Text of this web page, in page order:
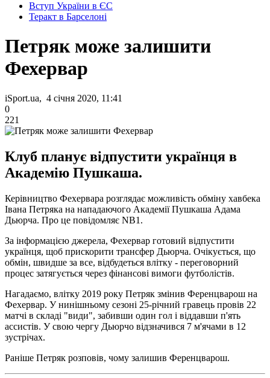
Вступ України в ЄС
Теракт в Барселоні
Петряк може залишити
Фехервар
iSport.ua, 4 січня 2020, 11:41
0
221
Клуб планує відпустити українця в
Академію Пушкаша.
Керівництво Фехервара розглядає можливість обміну хавбека
Івана Петряка на нападаючого Академії Пушкаша Адама
Дьюрча. Про це повідомляє NB1.
За інформацією джерела, Фехервар готовий відпустити
українця, щоб прискорити трансфер Дьюрча. Очікується, що
обмін, швидше за все, відбудеться влітку - переговорний
процес затягується через фінансові вимоги футболістів.
Нагадаємо, влітку 2019 року Петряк змінив Ференцварош на
Фехервар. У нинішньому сезоні 25-річний гравець провів 22
матчі в складі "види", забивши один гол і віддавши п'ять
ассистів. У свою чергу Дьюрчо відзначився 7 м'ячами в 12
зустрічах.
Раніше Петряк розповів, чому залишив Ференцварош.